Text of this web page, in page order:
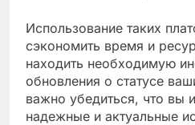
Использование таких
сэкономить время и
находить необходимую
обновления о статусе
важно убедиться, что вы
надежные и актуальные